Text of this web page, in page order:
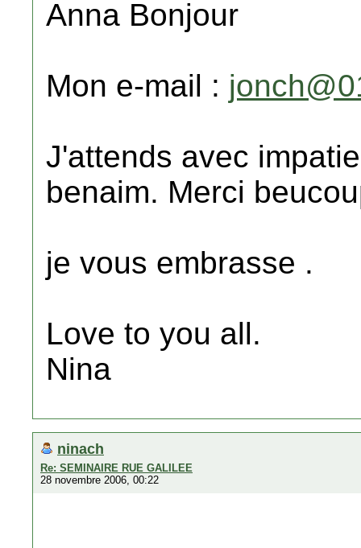
Anna Bonjour
Mon e-mail :
J'attends avec
benaim. Merci
je vous embrasse .
Love to you all.
Nina
ninach
Re: SEMINAIRE RUE GALILEE
28 novembre 2006, 00:22